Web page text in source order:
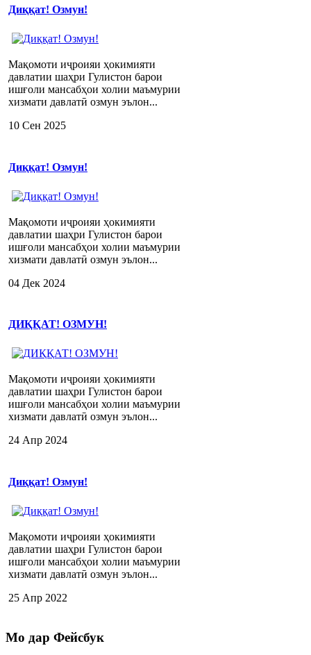
Диққат! Озмун!
Мақомоти иҷроияи ҳокимияти
давлатии шаҳри Гулистон барои
ишғоли мансабҳои холии маъмурии
хизмати давлатӣ озмун эълон...
10 Сен 2025
Диққат! Озмун!
Мақомоти иҷроияи ҳокимияти
давлатии шаҳри Гулистон барои
ишғоли мансабҳои холии маъмурии
хизмати давлатӣ озмун эълон...
04 Дек 2024
ДИҚҚАТ! ОЗМУН!
Мақомоти иҷроияи ҳокимияти
давлатии шаҳри Гулистон барои
ишғоли мансабҳои холии маъмурии
хизмати давлатӣ озмун эълон...
24 Апр 2024
Диққат! Озмун!
Мақомоти иҷроияи ҳокимияти
давлатии шаҳри Гулистон барои
ишғоли мансабҳои холии маъмурии
хизмати давлатӣ озмун эълон...
25 Апр 2022
Мо дар Фейсбук